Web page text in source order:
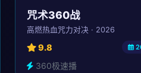
咒术360战
高燃热血咒力对决 · 2026
9.8
360极速播